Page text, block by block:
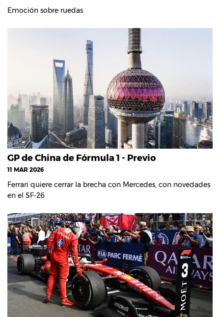
Emoción sobre ruedas
GP de China de Fórmula 1 - Previo
11 MAR 2026
Ferrari quiere cerrar la brecha con Mercedes, con novedades
en el SF-26